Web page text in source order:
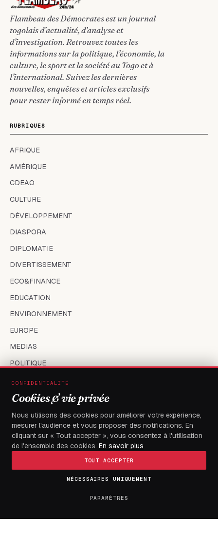
Flambeau des Démocrates est un journal
togolais d’actualité, d’analyse et
d’investigation. Retrouvez toutes les
informations sur la politique, l’économie, la
culture, le sport et la société au Togo et à
l’international. Suivez les dernières
nouvelles, enquêtes et articles exclusifs
pour rester informé en temps réel.
RUBRIQUES
AFRIQUE
AMÉRIQUE
CDEAO
CULTURE
DÉVELOPPEMENT
DIASPORA
DIPLOMATIE
DIVERTISSEMENT
ECO&FINANCE
EDUCATION
ENVIRONNEMENT
EUROPE
MEDIAS
POLITIQUE
SANTÉ
SOCIÉTÉ
SPORT
TECH
TOGO
CONFIDENTIALITÉ
Cookies & vie privée
Nous utilisons des cookies pour améliorer votre expérience,
mesurer l'audience et vous proposer des notifications. En
cliquant sur « Tout accepter », vous consentez à l'utilisation
de l'ensemble des cookies. En savoir plus
TOUT ACCEPTER
NÉCESSAIRES UNIQUEMENT
PARAMÈTRES